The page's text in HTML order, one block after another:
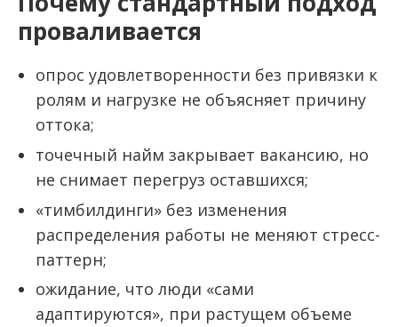
проваливается
опрос удовлетворенности без привязки к
ролям и нагрузке не объясняет причину
оттока;
точечный найм закрывает вакансию, но
не снимает перегруз оставшихся;
«тимбилдинги» без изменения
распределения работы не меняют стресс-
паттерн;
ожидание, что люди «сами
адаптируются», при растущем объеме